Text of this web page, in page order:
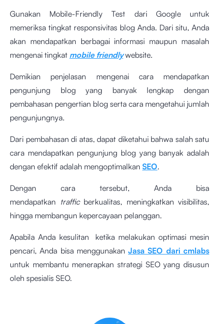
Gunakan Mobile-Friendly Test dari Google untuk
memeriksa tingkat responsivitas blog Anda. Dari situ, Anda
akan mendapatkan berbagai informasi maupun masalah
mengenai tingkat mobile friendly website.
Demikian penjelasan mengenai cara mendapatkan
pengunjung blog yang banyak lengkap dengan
pembahasan pengertian blog serta cara mengetahui jumlah
pengunjungnya.
Dari pembahasan di atas, dapat diketahui bahwa salah satu
cara mendapatkan pengunjung blog yang banyak adalah
dengan efektif adalah mengoptimalkan SEO.
Dengan cara tersebut, Anda bisa
mendapatkan traffic berkualitas, meningkatkan visibilitas,
hingga membangun kepercayaan pelanggan.
Apabila Anda kesulitan ketika melakukan optimasi mesin
pencari, Anda bisa menggunakanJasa SEO dari cmlabs
untuk membantu menerapkan strategi SEO yang disusun
oleh spesialis SEO.